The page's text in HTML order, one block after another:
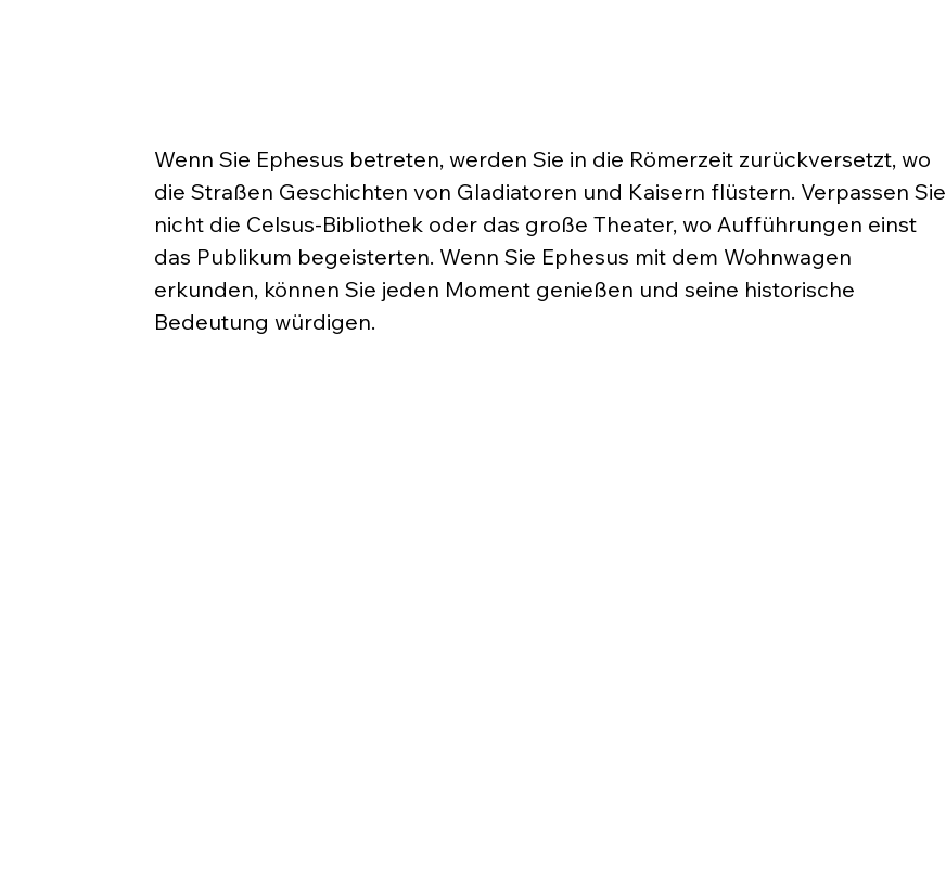
Wenn Sie Ephesus betreten, werden Sie in die Römerzeit zurückversetzt, wo
die Straßen Geschichten von Gladiatoren und Kaisern flüstern. Verpassen Sie
nicht die Celsus-Bibliothek oder das große Theater, wo Aufführungen einst
das Publikum begeisterten. Wenn Sie Ephesus mit dem Wohnwagen
erkunden, können Sie jeden Moment genießen und seine historische
Bedeutung würdigen.